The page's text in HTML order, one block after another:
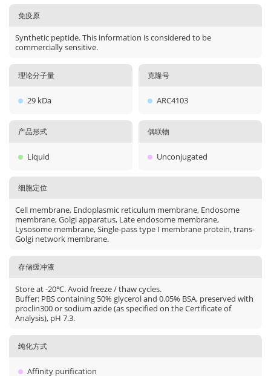
免疫原
Synthetic peptide. This information is considered to be
commercially sensitive.
理论分子量
29 kDa
克隆号
ARC4103
产品形式
Liquid
偶联物
Unconjugated
细胞定位
Cell membrane, Endoplasmic reticulum membrane, Endosome
membrane, Golgi apparatus, Late endosome membrane,
Lysosome membrane, Single-pass type I membrane protein, trans-
Golgi network membrane.
存储缓冲液
Store at -20℃. Avoid freeze / thaw cycles.
Buffer: PBS containing 50% glycerol and 0.05% BSA, preserved with
proclin300 or sodium azide (as specified on the Certificate of
Analysis), pH 7.3.
纯化方式
Affinity purification